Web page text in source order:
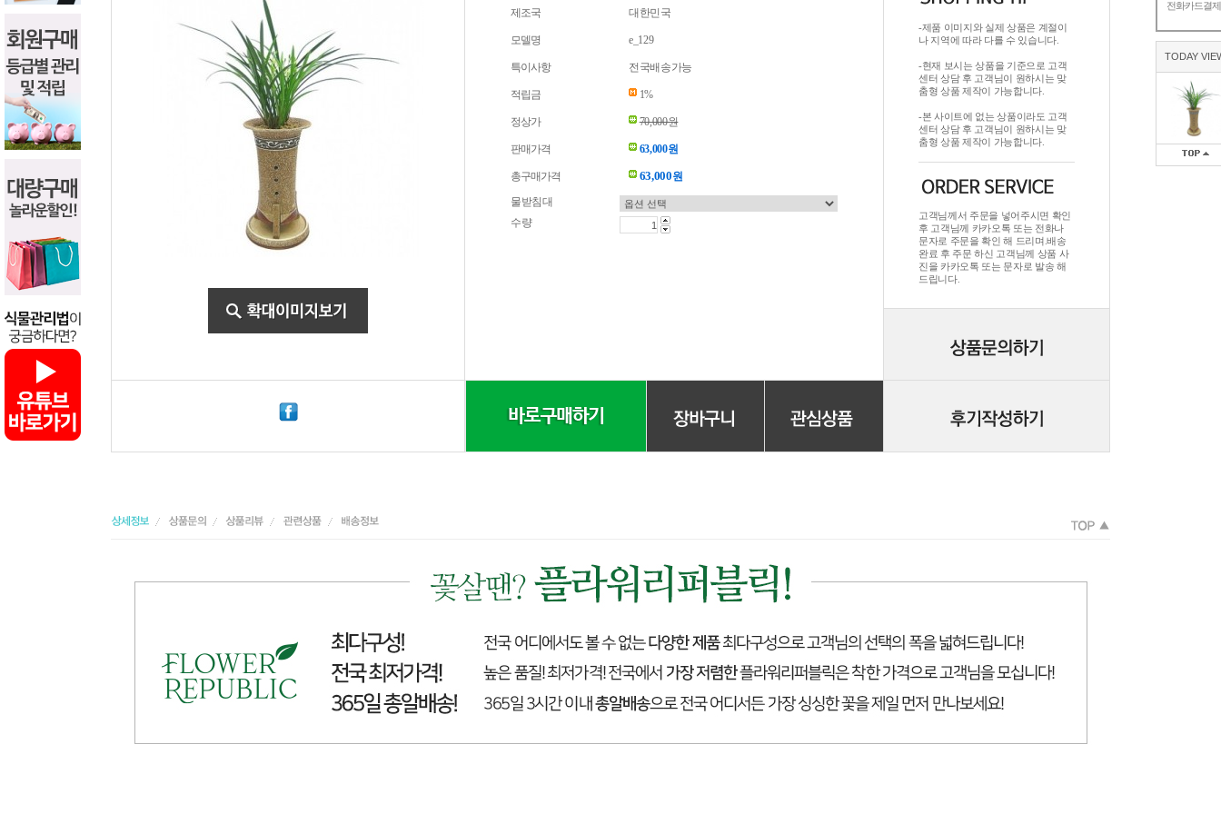
전화카드결제
TODAY
제조국 대한민국
모델명 e_129
특이사항 전국배송가능
적립금 1%
정상가 70,000원
판매가격 63,000원
총구매가격 63,000원
물받침대
수량
-제품 이미지와 실제 상품은 계절이
나 지역에 따라 다를 수 있습니다.
-현재 보시는 상품을 기준으로 고객
센터 상담 후 고객님이 원하시는 맞
춤형 상품 제작이 가능합니다.
-본 사이트에 없는 상품이라도 고객
센터 상담 후 고객님이 원하시는 맞
춤형 상품 제작이 가능합니다.
고객님께서 주문을 넣어주시면 확인
후 고객님께 카카오톡 또는 전화나
문자로 주문을 확인 해 드리며.배송
완료 후 주문 하신 고객님께 상품 사
진을 카카오톡 또는 문자로 발송 해
드립니다.